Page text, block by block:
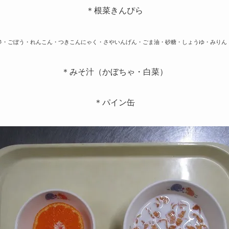
＊根菜きんぴら
・ごぼう・れんこん・つきこんにゃく・さやいんげん・ごま油・砂糖・しょうゆ・みりん
＊みそ汁（かぼちゃ・白菜）
＊パイン缶